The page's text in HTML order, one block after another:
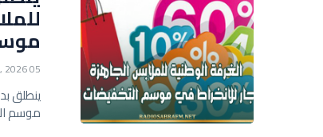
05 Aug, 2026
موسم